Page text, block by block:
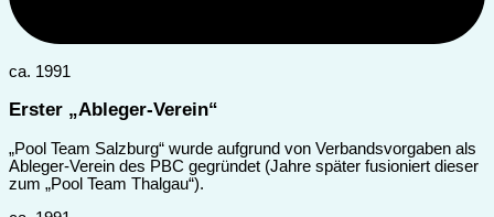
ca. 1991
Erster „Ableger-Verein“
„Pool Team Salzburg“ wurde aufgrund von Verbandsvorgaben als
Ableger-Verein des PBC gegründet (Jahre später fusioniert dieser
zum „Pool Team Thalgau“).